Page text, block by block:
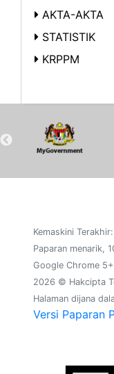
AKTA-AKTA
STATISTIK
KRPPM
Kemaskini Terakhir:
Paparan menarik,
Google Chrome
2026 © Hakcipta
Halaman dijana
Versi Paparan